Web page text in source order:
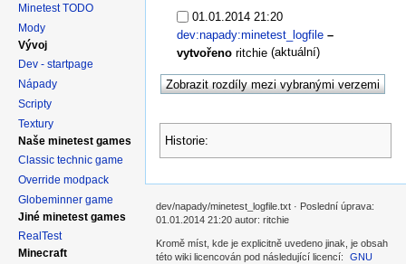
01.01.2014 21:20
dev:napady:minetest_logfile –
vytvořeno ritchie (aktuální)
Historie:
Minetest TODO
Mody
Vývoj
Dev - startpage
Nápady
Scripty
Textury
Naše minetest games
Classic technic game
Override modpack
Globeminner game
Jiné minetest games
RealTest
Minecraft
dev/napady/minetest_logfile.txt · Poslední úprava:
01.01.2014 21:20 autor: ritchie
Kromě míst, kde je explicitně uvedeno jinak, je obsah
této wiki licencován pod následující licencí:
GNU